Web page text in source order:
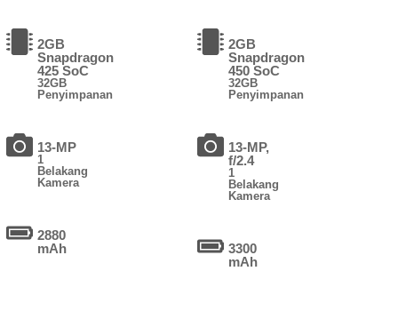
2GB
Snapdragon
425 SoC
32GB
Penyimpanan
13-MP
1
Belakang
Kamera
2880
mAh
2GB
Snapdragon
450 SoC
32GB
Penyimpanan
13-MP,
f/2.4
1
Belakang
Kamera
3300
mAh